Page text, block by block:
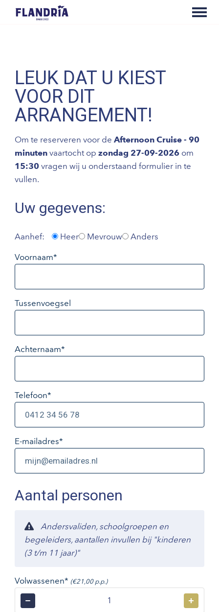
LEUK DAT U KIEST
VOOR DIT
ARRANGEMENT!
Om te reserveren voor de Afternoon Cruise - 90
minuten vaartocht op zondag 27-09-2026 om
15:30 vragen wij u onderstaand formulier in te
vullen.
Uw gegevens:
Aanhef: Heer Mevrouw Anders
Voornaam*
Tussenvoegsel
Achternaam*
Telefoon*
E-mailadres*
Aantal personen
Andersvaliden, schoolgroepen en
begeleiders, aantallen invullen bij "kinderen
(3 t/m 11 jaar)"
Volwassenen* (€21,00 p.p.)
− +